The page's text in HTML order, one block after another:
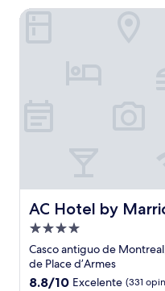
AC Hotel by
AC Hotel by Marriott
Propiedad
de
4.0
estrellas
Casco antiguo de
de Place d’Armes
8.8
8.8/10 Excelente (331
AC Hotel by Marriott